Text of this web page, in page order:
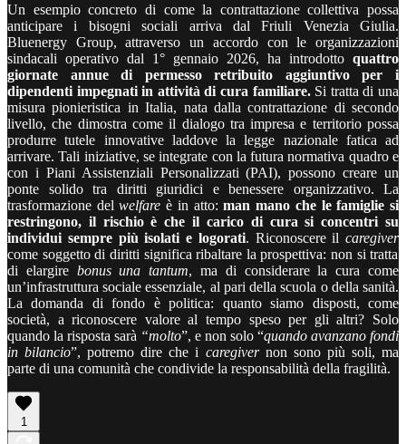
Un esempio concreto di come la contrattazione collettiva possa
anticipare i bisogni sociali arriva dal Friuli Venezia Giulia.
Bluenergy Group, attraverso un accordo con le organizzazioni
sindacali operativo dal 1° gennaio 2026, ha introdotto quattro
giornate annue di permesso retribuito aggiuntivo per i
dipendenti impegnati in attività di cura familiare.Si tratta di una
misura pionieristica in Italia, nata dalla contrattazione di secondo
livello, che dimostra come il dialogo tra impresa e territorio possa
produrre tutele innovative laddove la legge nazionale fatica ad
arrivare. Tali iniziative, se integrate con la futura normativa quadro e
con i Piani Assistenziali Personalizzati (PAI), possono creare un
ponte solido tra diritti giuridici e benessere organizzativo. La
trasformazione delwelfare è in atto:man mano che le famiglie si
restringono, il rischio è che il carico di cura si concentri su
individui sempre più isolati e logorati. Riconoscere il caregiver
come soggetto di diritti significa ribaltare la prospettiva: non si tratta
di elargire bonus una tantum, ma di considerare la cura come
un’infrastruttura sociale essenziale, al pari della scuola o della sanità.
La domanda di fondo è politica: quanto siamo disposti, come
società, a riconoscere valore al tempo speso per gli altri? Solo
quando la risposta sarà “molto”, e non solo “quando avanzano fondi
in bilancio”, potremo dire che i caregivernon sono più soli, ma
parte di una comunità che condivide la responsabilità della fragilità.
1